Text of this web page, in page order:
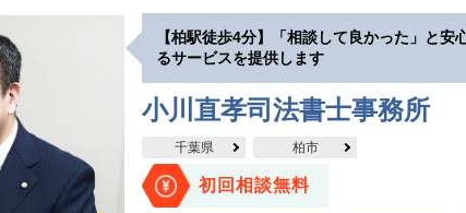
【柏駅徒歩4分】「相談して良かった」と安
るサービスを提供します
小川直孝司法書士事務所
千葉県 柏市
初回相談無料